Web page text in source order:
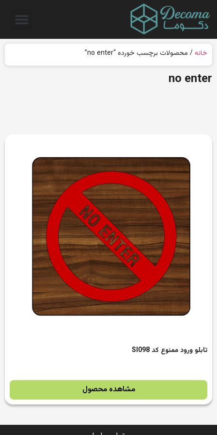
خانه / محصولات برچسب خورده “no enter”
no enter
تابلو ورود ممنوع کد SI098
مشاهده محصول